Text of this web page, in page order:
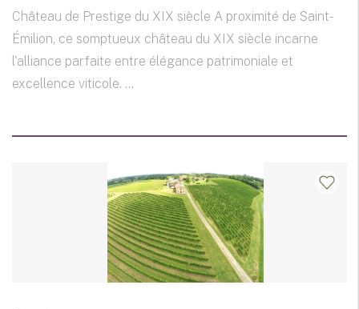
Château de Prestige du XIX siècle A proximité de Saint-
Émilion, ce somptueux château du XIX siècle incarne
l'alliance parfaite entre élégance patrimoniale et
excellence viticole. ...